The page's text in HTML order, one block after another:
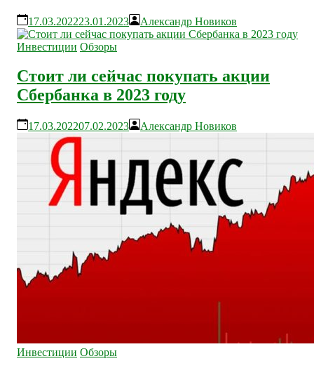
17.03.202223.01.2023 Александр Новиков
Инвестиции Обзоры
Cтоит ли сейчас покупать акции
Cбербанка в 2023 году
17.03.202207.02.2023 Александр Новиков
Инвестиции Обзоры